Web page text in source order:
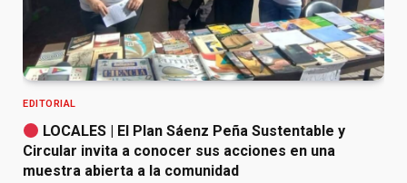
EDITORIAL
LOCALES | El Plan Sáenz Peña Sustentable y
Circular invita a conocer sus acciones en una
muestra abierta a la comunidad